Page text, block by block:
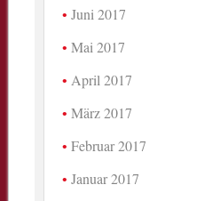
Juni 2017
Mai 2017
April 2017
März 2017
Februar 2017
Januar 2017